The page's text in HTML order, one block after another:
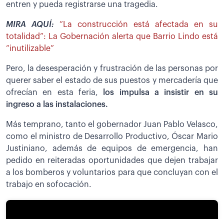
entren y pueda registrarse una tragedia.
MIRA AQUÍ: “La construcción está afectada en su
totalidad”: La Gobernación alerta que Barrio Lindo está
“inutilizable”
Pero, la desesperación y frustración de las personas por
querer saber el estado de sus puestos y mercadería que
ofrecían en esta feria,
los impulsa a insistir en su
ingreso a las instalaciones.
Más temprano, tanto el gobernador Juan Pablo Velasco,
como el ministro de Desarrollo Productivo, Óscar Mario
Justiniano, además de equipos de emergencia, han
pedido en reiteradas oportunidades que dejen trabajar
a los bomberos y voluntarios para que concluyan con el
trabajo en sofocación.